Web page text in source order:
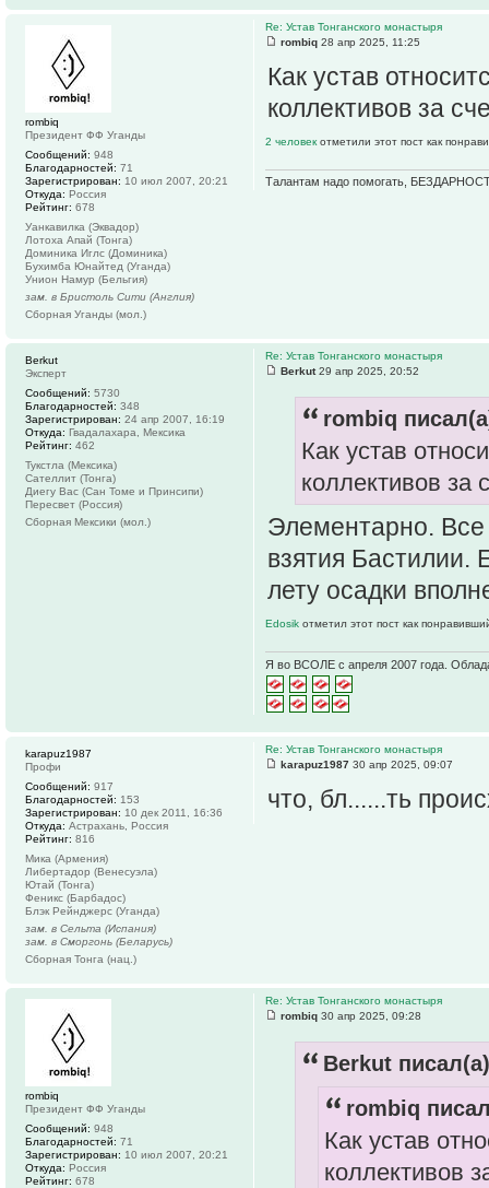
Re: Устав Тонганского монастыря
rombiq 28 апр 2025, 11:25
Как устав
коллективов за
2 человек отметили этот пост как
Талантам надо помогать,
rombiq
Президент ФФ Уганды
Сообщений: 948
Благодарностей: 71
Зарегистрирован: 10 июл 2007, 20:21
Откуда: Россия
Рейтинг: 678
Уанкавилка (Эквадор)
Лотоха Апай (Тонга)
Доминика Иглс (Доминика)
Бухимба Юнайтед (Уганда)
Унион Намур (Бельгия)
зам. в Бристоль Сити (Англия)
Сборная Уганды (мол.)
Re: Устав Тонганского монастыря
Berkut29 апр 2025, 20:52
rombiq
Как устав
коллективов за
Элементарно. Все
взятия Бастилии.
лету осадки
Edosik отметил этот пост как
Я во ВСОЛЕ с апреля 2007 года.
Berkut
Эксперт
Сообщений: 5730
Благодарностей: 348
Зарегистрирован: 24 апр 2007, 16:19
Откуда: Гвадалахара, Мексика
Рейтинг: 462
Тукстла (Мексика)
Сателлит (Тонга)
Диегу Вас (Сан Томе и Принсипи)
Пересвет (Россия)
Сборная Мексики (мол.)
Re: Устав Тонганского монастыря
karapuz1987 30 апр 2025, 09:07
что, бл......ть
karapuz1987
Профи
Сообщений: 917
Благодарностей: 153
Зарегистрирован: 10 дек 2011, 16:36
Откуда: Астрахань, Россия
Рейтинг: 816
Мика (Армения)
Либертадор (Венесуэла)
Ютай (Тонга)
Феникс (Барбадос)
Блэк Рейнджерс (Уганда)
зам. в Сельта (Испания)
зам. в Сморгонь (Беларусь)
Сборная Тонга (нац.)
Re: Устав Тонганского монастыря
rombiq 30 апр 2025, 09:28
Berkut
rombiq
Как устав
коллективов
rombiq
Президент ФФ Уганды
Сообщений: 948
Благодарностей: 71
Зарегистрирован: 10 июл 2007, 20:21
Откуда: Россия
Рейтинг: 678